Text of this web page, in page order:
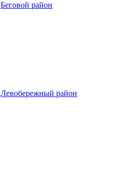
Беговой район
Левобережный район